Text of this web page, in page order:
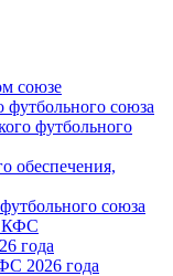
союзе
футбольного союза
футбольного
обеспечения,
союза
КФС
года
2026 года